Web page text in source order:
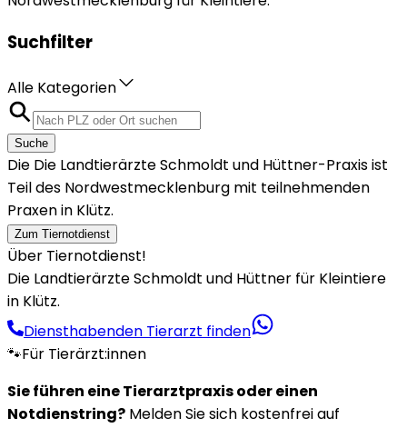
Suchfilter
Alle Kategorien
Suche
Die Die Landtierärzte Schmoldt und Hüttner-Praxis ist
Teil des Nordwestmecklenburg mit teilnehmenden
Praxen in Klütz.
Zum Tiernotdienst
Über Tiernotdienst!
Die Landtierärzte Schmoldt und Hüttner für Kleintiere
in Klütz.
Diensthabenden Tierarzt finden
🐾Für Tierärzt:innen
Sie führen eine Tierarztpraxis oder einen
Notdienstring? Melden Sie sich kostenfrei auf